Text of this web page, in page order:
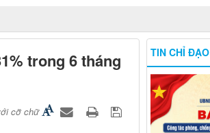
trong 6 tháng
cỡ chữ
TIN CHỈ